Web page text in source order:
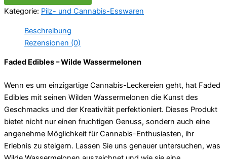
Menge
Kategorie: Pilz- und Cannabis-Esswaren
Beschreibung
Rezensionen (0)
Faded Edibles – Wilde Wassermelonen
Wenn es um einzigartige Cannabis-Leckereien geht, hat Faded
Edibles mit seinen Wilden Wassermelonen die Kunst des
Geschmacks und der Kreativität perfektioniert. Dieses Produkt
bietet nicht nur einen fruchtigen Genuss, sondern auch eine
angenehme Möglichkeit für Cannabis-Enthusiasten, ihr
Erlebnis zu steigern. Lassen Sie uns genauer untersuchen, was